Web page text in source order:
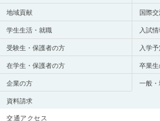
地域貢献
国際交
学生生活・就職
入試
受験生・保護者の方
入学
在学生・保護者の方
卒業
企業の方
一般
資料請求
交通アクセス